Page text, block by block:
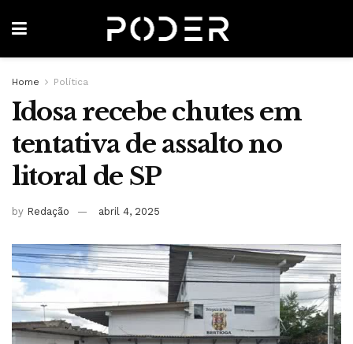
Home Política
Idosa recebe chutes em
tentativa de assalto no
litoral de SP
by Redação abril 4, 2025